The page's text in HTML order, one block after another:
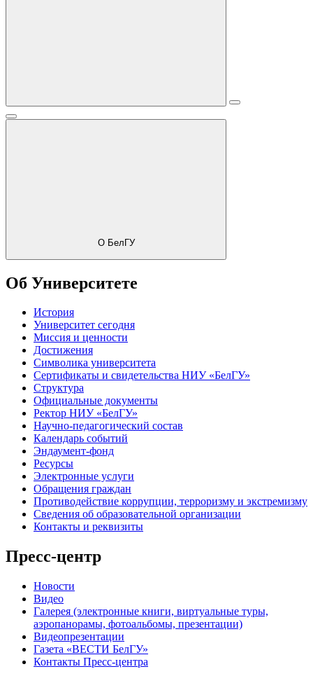
О БелГУ
Об Университете
История
Университет сегодня
Миссия и ценности
Достижения
Символика университета
Сертификаты и свидетельства НИУ «БелГУ»
Структура
Официальные документы
Ректор НИУ «БелГУ»
Научно-педагогический состав
Календарь событий
Эндаумент-фонд
Ресурсы
Электронные услуги
Обращения граждан
Противодействие коррупции, терроризму и экстремизму
Сведения об образовательной организации
Контакты и реквизиты
Пресс-центр
Новости
Видео
Галерея (электронные книги, виртуальные туры,
аэропанорамы, фотоальбомы, презентации)
Видеопрезентации
Газета «ВЕСТИ БелГУ»
Контакты Пресс-центра